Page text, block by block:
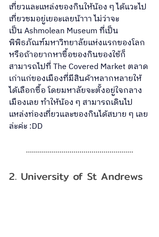
เที่ยวและแหล่งของกินให้น้อง ๆ ได้แวะไป
เที่ยวชมอยู่เยอะเลยน้าาา ไม่ว่าจะ
เป็นAshmolean Museum ที่เป็น
พิพิธภัณฑ์มหาวิทยาลัยแห่งแรกของโลก
หรือถ้าอยากหาซื้อของกินของใช้ก็
สามารถไปที่ The Covered Market ตลาด
เก่าแก่ของเมืองที่มีสินค้าหลากหลายให้
ได้เลือกซื้อ โดยมหาลัยจะตั้งอยู่ใจกลาง
เมืองเลย ทำให้น้อง ๆ สามารถเดินไป
แหล่งท่องเที่ยวและของกินได้สบาย ๆ เลย
ล่ะค่ะ :DD
......................................................
2. University of St Andrews